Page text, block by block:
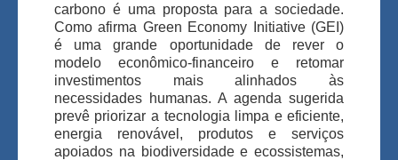
carbono é uma proposta para a sociedade.
Como afirma Green Economy Initiative (GEI)
é uma grande oportunidade de rever o
modelo econômico-financeiro e retomar
investimentos mais alinhados às
necessidades humanas. A agenda sugerida
prevê priorizar a tecnologia limpa e eficiente,
energia renovável, produtos e serviços
apoiados na biodiversidade e ecossistemas,